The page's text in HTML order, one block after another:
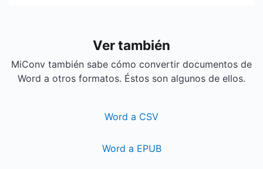
Ver también
MiConv también sabe cómo convertir documentos de
Word a otros formatos. Éstos son algunos de ellos.
Word a CSV
Word a EPUB